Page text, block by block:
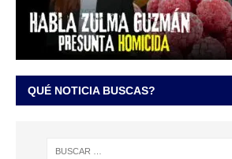
QUÉ NOTICIA BUSCAS?